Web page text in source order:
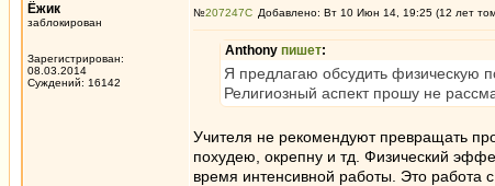
Ёжик
заблокирован
Зарегистрирован:
08.03.2014
Суждений: 16142
№207247 Добавлено: Вт 10 Июн 14, 19:25 (12 лет
Anthony пишет:
Я предлагаю обсудить физическую
Религиозный аспект прошу не
Учителя не рекомендуют превращать
похудею, окрепну и тд. Физический
время интенсивной работы. Это работа